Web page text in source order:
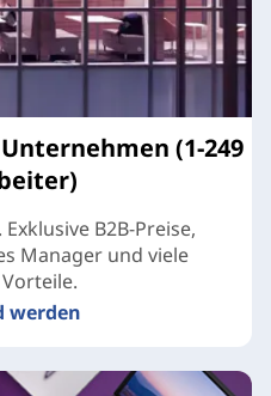
(1-249
B2B-Preise,
Manager und viele
werden